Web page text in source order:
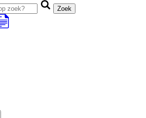
Zoek